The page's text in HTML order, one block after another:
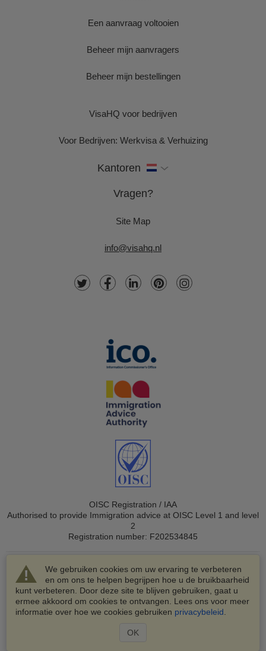
We gebruiken cookies om uw ervaring te verbeteren
en om ons te helpen begrijpen hoe u de bruikbaarheid
kunt verbeteren. Door deze site te blijven gebruiken, gaat u
ermee akkoord om cookies te ontvangen. Lees ons voor meer
informatie over hoe we cookies gebruiken privacybeleid
OK
Een aanvraag voltooien
Beheer mijn aanvragers
Beheer mijn bestellingen
VisaHQ voor bedrijven
Voor Bedrijven: Werkvisa & Verhuizing
Kantoren
Vragen?
Site Map
info@visahq.nl
OISC Registration / IAA
Authorised to provide Immigration advice at OISC Level 1 and level
2
Registration number: F202534845
© 2003-2026 VisaHQ.com, Inc. Alle rechten voorbehouden.
VisaHQ en het VisaHQ-logo zijn geregistreerde
handelsmerken van VisaHQ.com, Inc.